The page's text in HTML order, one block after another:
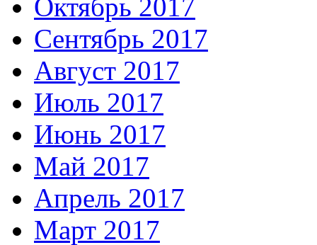
Октябрь 2017
Сентябрь 2017
Август 2017
Июль 2017
Июнь 2017
Май 2017
Апрель 2017
Март 2017